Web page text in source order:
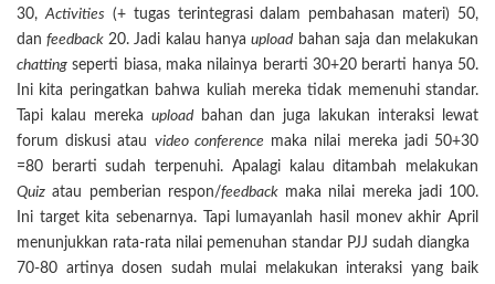
30, Activities (+ tugas terintegrasi dalam pembahasan materi) 50,
danfeedback 20. Jadi kalau hanyauploadbahan saja dan melakukan
chating seperti biasa, maka nilainya berarti 30+20 berarti hanya 50.
Ini kita peringatkan bahwa kuliah mereka tidak memenuhi standar.
Tapi kalau mereka uploadbahan dan juga lakukan interaksi lewat
forum diskusi atau video conference maka nilai mereka jadi 50+30
=80 berarti sudah terpenuhi. Apalagi kalau ditambah melakukan
Quiz atau pemberian respon/feedbackmaka nilai mereka jadi 100.
Ini target kita sebenarnya. Tapi lumayanlah hasil monev akhir April
menunjukkan rata-rata nilai pemenuhan standar PJJ sudah diangka
70-80 artinya dosen sudah mulai melakukan interaksi yang baik